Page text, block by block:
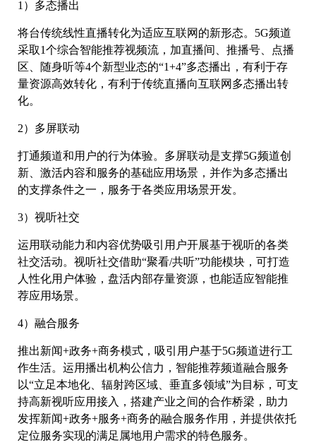
1）多态播出
将台传统线性直播转化为适应互联网的新形态。5G频道
采取1个综合智能推荐视频流，加直播间、推播号、点播
区、随身听等4个新型业态的“1+4”多态播出，有利于存
量资源高效转化，有利于传统直播向互联网多态播出转
化。
2）多屏联动
打通频道和用户的行为体验。多屏联动是支撑5G频道创
新、激活内容和服务的基础应用场景，并作为多态播出
的支撑条件之一，服务于各类应用场景开发。
3）视听社交
运用联动能力和内容优势吸引用户开展基于视听的各类
社交活动。视听社交借助“聚看/共听”功能模块，可打造
人性化用户体验，盘活内部存量资源，也能适应智能推
荐应用场景。
4）融合服务
推出新闻+政务+商务模式，吸引用户基于5G频道进行工
作生活。运用播出机构公信力，智能推荐频道融合服务
以“立足本地化、辐射跨区域、垂直多领域”为目标，可支
持高新视听应用接入，搭建产业之间的合作桥梁，助力
发挥新闻+政务+服务+商务的融合服务作用，并提供依托
定位服务实现的满足属地用户需求的特色服务。